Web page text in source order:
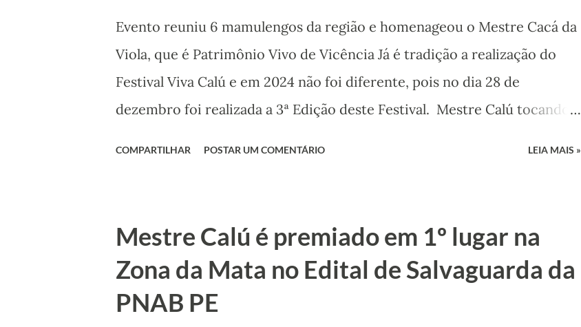
mamulengueiro. O encontro vai acontecer no recém inaugurado
Memorial Mestre Saúba em Carpina, na sexta-feira, 14 de março, a partir
das 10h, aberto ao público. O evento será gravado e postado no youtube.
Este projeto foi contemplado nos Editais da Política Nacional Aldir Blan...
Evento reuniu 6 mamulengos da região e homenageou o Mestre Cacá da
Viola, que é Patrimônio Vivo de Vicência Já é tradição a realização do
Festival Viva Calú e em 2024 não foi diferente, pois no dia 28 de
dezembro foi realizada a 3ª Edição deste Festival. Mestre Calú tocando
também teve coprodução da Inova Comunicação. Grid com a Produção
do Festival Viva Calú (Foto: Produtora Áurea) Nesta edição, o grande
homenageado foi o Mestre Cacá da Viola, um violeiro de mais de 60 anos
COMPARTILHAR POSTAR UM COMENTÁRIO LEIA MAIS »
Mestre Calú é premiado em 1º lugar na
Zona da Mata no Edital de Salvaguarda da
PNAB PE